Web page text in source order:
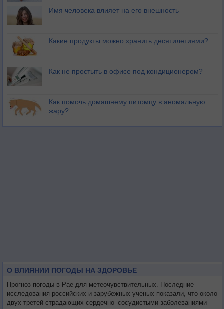
Имя человека влияет на его внешность
Какие продукты можно хранить десятилетиями?
Как не простыть в офисе под кондиционером?
Как помочь домашнему питомцу в аномальную
жару?
О ВЛИЯНИИ ПОГОДЫ НА ЗДОРОВЬЕ
Прогноз погоды в Рае для метеочувствительных. Последние
исследования российских и зарубежных ученых показали, что около
двух третей страдающих сердечно–сосудистыми заболеваниями